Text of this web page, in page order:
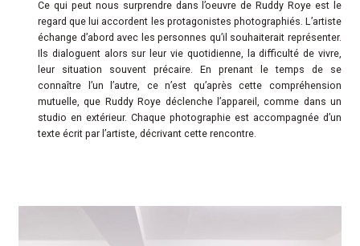
Ce qui peut nous surprendre dans l’oeuvre de Ruddy Roye est le
regard que lui accordent les protagonistes photographiés. L’artiste
échange d’abord avec les personnes qu’il souhaiterait représenter.
Ils dialoguent alors sur leur vie quotidienne, la difficulté de vivre,
leur situation souvent précaire. En prenant le temps de se
connaître l’un l’autre, ce n’est qu’après cette compréhension
mutuelle, que Ruddy Roye déclenche l’appareil, comme dans un
studio en extérieur. Chaque photographie est accompagnée d’un
texte écrit par l’artiste, décrivant cette rencontre.